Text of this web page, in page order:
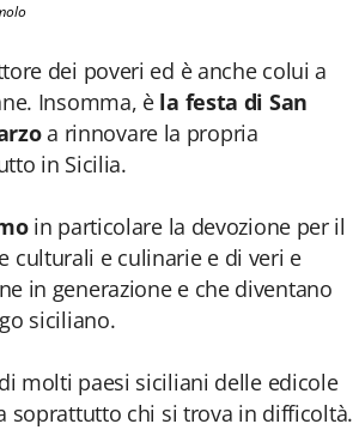
dei poveri ed è anche colui a
Insomma, èla festa di San
a rinnovare la propria
in Sicilia.
in particolare la devozione per il
culturali e culinarie e di veri e
in generazione e che diventano
siciliano.
molti paesi siciliani delle edicole
soprattutto chi si trova in difficoltà.